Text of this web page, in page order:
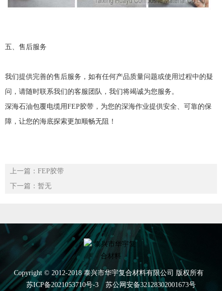
五、售后服务
我们提供完善的售后服务，如有任何产品质量问题或使用过程中的疑
问，请随时联系我们的客服团队，我们将竭诚为您服务。
深海石油包覆电缆用FEP胶带，为您的深海作业提供安全、可靠的保
障，让您的海底探索更加顺畅无阻！
上一篇：FEP胶带
下一篇：暂无
Copyright © 2012-2018 泰兴市华宇复合材料有限公司 版权所有
苏ICP备2021053710号-3
苏公网安备32128302001673号